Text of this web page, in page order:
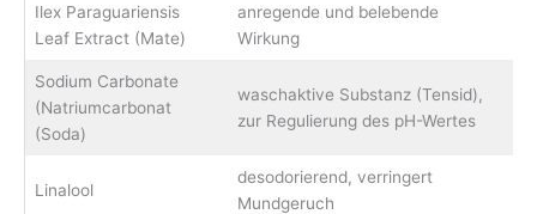
Ilex Paraguariensis
Leaf Extract (Mate)
anregende und belebende
Wirkung
Sodium Carbonate
(Natriumcarbonat
(Soda)
waschaktive Substanz (Tensid),
zur Regulierung des pH-Wertes
Linalool
desodorierend, verringert
Mundgeruch